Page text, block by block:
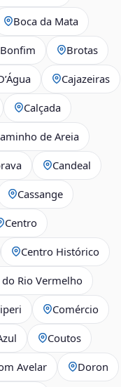
Boca da Mata
Bonfim Brotas
Cajazeiras
Calçada
de Areia
Candeal
Cassange
Centro
Centro Histórico
do Rio Vermelho
Comércio
Coutos
Avelar Doron